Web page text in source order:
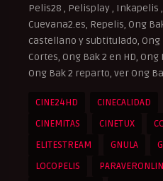
Pelis28 , Pelisplay , Inkapelis
Cuevana2.es, Repelis, Ong
castellano y subtitulado, Ong
Cortes, Ong Bak 2 en HD,
Ong Bak 2 reparto, ver Ong
CINE24HD CINECALIDAD
CINEMITAS
CINETUX
ELITESTREAM
GNULA
LOCOPELIS